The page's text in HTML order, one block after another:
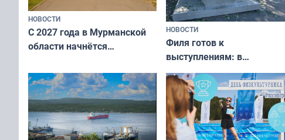
НОВОСТИ
С 2027 года в Мурманской
области начнётся
подростков от ВПЧ
НОВОСТИ
Филя готов к
выступлениям: в
мурманском океанариуме
рассказали о состоянии
тюленей